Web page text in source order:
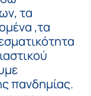
τα
,τα
πανδημίας.